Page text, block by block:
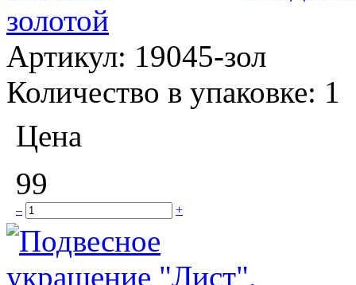
золотой
Артикул: 19045-зол
Количество в упаковке: 1
Цена
99
– +